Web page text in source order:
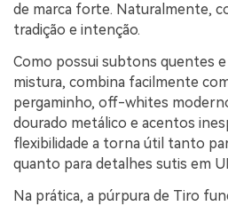
de marca forte. Naturalmente,
tradição e intenção.
Como possui subtons quentes
mistura, combina facilmente
pergaminho, off-whites
dourado metálico e acentos
flexibilidade a torna útil tanto
quanto para detalhes sutis em
Na prática, a púrpura de Tiro